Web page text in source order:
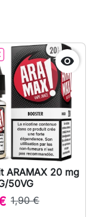

ARAMAX 20 mg
50VG
1,90 €